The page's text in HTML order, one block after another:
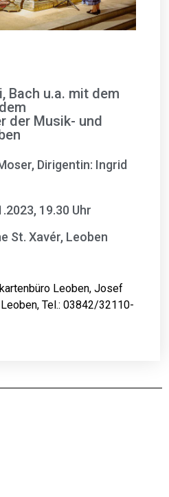
Bach u.a. mit dem
der Musik- und
Dirigentin: Ingrid
19.30 Uhr
St. Xavér, Leoben
Leoben, Josef
Tel.: 03842/32110-